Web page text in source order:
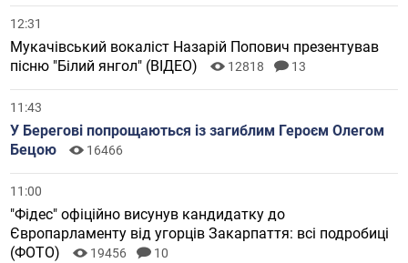
12:31
Мукачівський вокаліст Назарій Попович презентував
пісню "Білий янгол" (ВІДЕО)
12818 13
11:43
У Берегові попрощаються із загиблим Героєм Олегом
Бецою
16466
11:00
"Фідес" офіційно висунув кандидатку до
Європарламенту від угорців Закарпаття: всі подробиці
(ФОТО)
19456 10